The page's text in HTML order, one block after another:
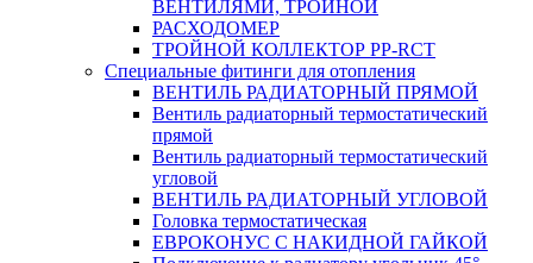
ВЕНТИЛЯМИ, ТРОЙНОЙ
РАСХОДОМЕР
ТРОЙНОЙ КОЛЛЕКТОР PP-RCT
Специальные фитинги для отопления
ВЕНТИЛЬ РАДИАТОРНЫЙ ПРЯМОЙ
Вентиль радиаторный термостатический
прямой
Вентиль радиаторный термостатический
угловой
ВЕНТИЛЬ РАДИАТОРНЫЙ УГЛОВОЙ
Головка термостатическая
ЕВРОКОНУС С НАКИДНОЙ ГАЙКОЙ